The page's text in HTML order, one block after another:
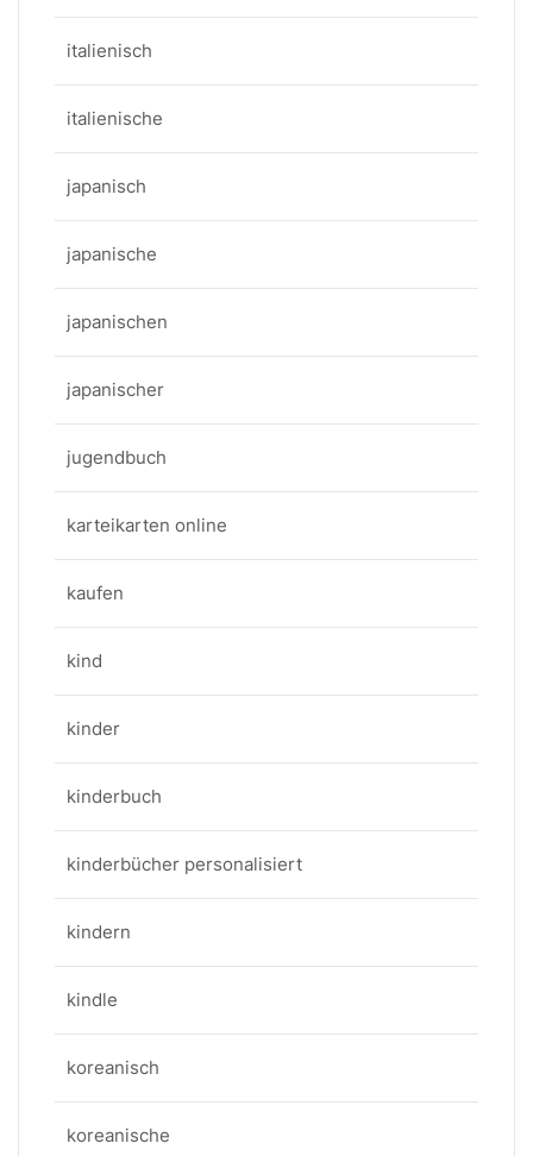
italienisch
italienische
japanisch
japanische
japanischen
japanischer
jugendbuch
karteikarten online
kaufen
kind
kinder
kinderbuch
kinderbücher personalisiert
kindern
kindle
koreanisch
koreanische